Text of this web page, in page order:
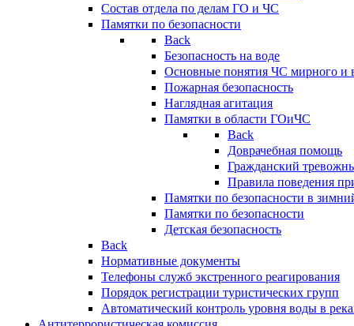
Состав отдела по делам ГО и ЧС
Памятки по безопасности
Back
Безопасность на воде
Основные понятия ЧС мирного и
Пожарная безопасность
Наглядная агитация
Памятки в области ГОиЧС
Back
Доврачебная помощь
Гражданский
Правила поведения
Памятки по безопасности в
Памятки по безопасности
Детская безопасность
Back
Нормативные документы
Телефоны служб экстренного реагирования
Порядок регистрации туристических групп
Автоматический контроль уровня воды в